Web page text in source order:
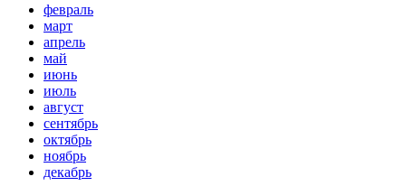
февраль
март
апрель
май
июнь
июль
август
сентябрь
октябрь
ноябрь
декабрь